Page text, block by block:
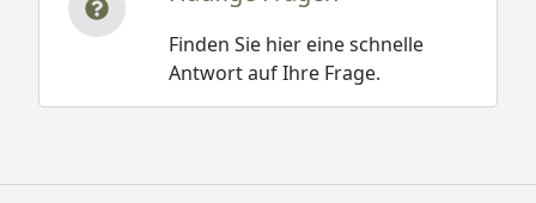
Finden Sie hier eine schnelle
Antwort auf Ihre Frage.